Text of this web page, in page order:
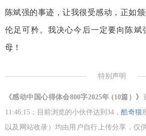
陈斌强的事迹，让我很受感动，正如
伦足可矜。我决心今后一定要向陈斌
母！
特别声明
《感动中国心得体会800字2025年 (10篇）》
11:46:15；目前浏览的小伙伴达到 34， 酷奇猫
以及网站收录）均由用户自行上传分享，仅